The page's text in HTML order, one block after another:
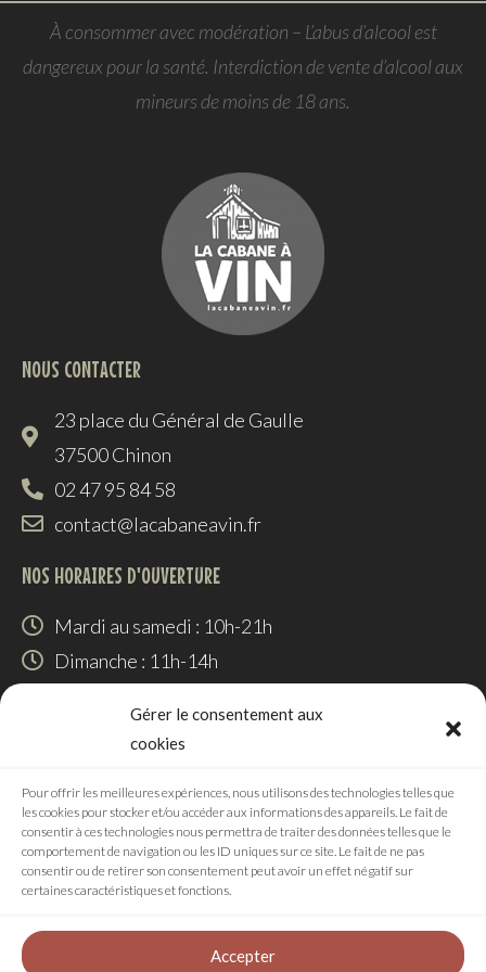
Gérer le consentement aux
cookies
Pour offrir les meilleures expériences, nous utilisons des technologies telles que
les cookies pour stocker et/ou accéder aux informations des appareils. Le fait de
consentir à ces technologies nous permettra de traiter des données telles que le
comportement de navigation ou les ID uniques sur ce site. Le fait de ne pas
consentir ou de retirer son consentement peut avoir un effet négatif sur
certaines caractéristiques et fonctions.
Accepter
À consommer avec modération – L’abus d’alcool est
dangereux pour la santé. Interdiction de vente d’alcool aux
mineurs de moins de 18 ans.
NOUS CONTACTER
23 place du Général de Gaulle
37500 Chinon
02 47 95 84 58
contact@lacabaneavin.fr
NOS HORAIRES D'OUVERTURE
Mardi au samedi : 10h-21h
Dimanche : 11h-14h
RÉALISATION